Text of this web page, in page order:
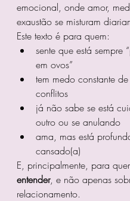
emocional, onde amor,
exaustão se misturam
Este texto é para quem:
sente que está sempre
em ovos”
tem medo constante
conflitos
já não sabe se está
outro ou se anulando
ama, mas está
cansado(a)
E, principalmente, para
entender, e não apenas
relacionamento.